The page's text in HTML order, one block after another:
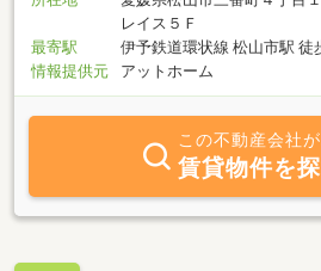
レイス５Ｆ
最寄駅
伊予鉄道環状線 松山市駅 徒
情報提供元
アットホーム
この不動産会社
賃貸物件を